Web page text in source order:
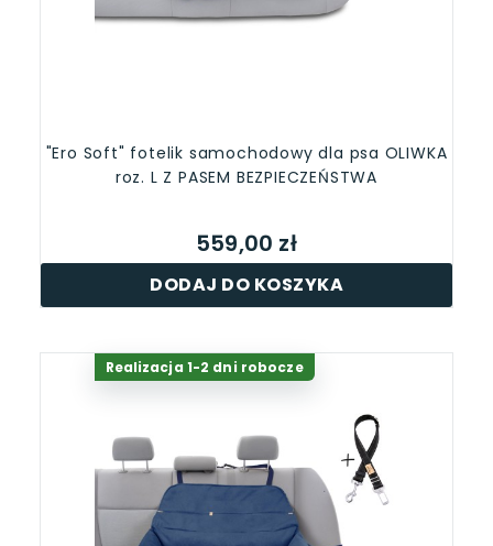
"Ero Soft" fotelik samochodowy dla psa OLIWKA
roz. L Z PASEM BEZPIECZEŃSTWA
559,00 zł
DODAJ DO KOSZYKA
Realizacja 1-2 dni robocze